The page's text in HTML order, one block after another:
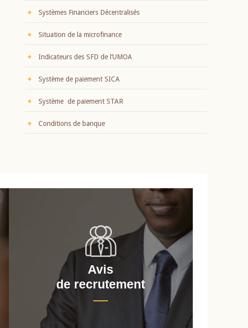
Systèmes Financiers Décentralisés
Situation de la microfinance
Indicateurs des SFD de l’UMOA
Système de paiement SICA
Système de paiement STAR
Conditions de banque
Avis
de recrutement